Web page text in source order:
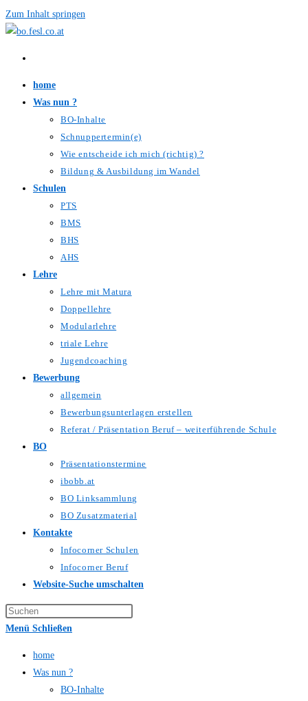
Zum Inhalt springen
home
Was nun ?
BO-Inhalte
Schnuppertermin(e)
Wie entscheide ich mich (richtig) ?
Bildung & Ausbildung im Wandel
Schulen
PTS
BMS
BHS
AHS
Lehre
Lehre mit Matura
Doppellehre
Modularlehre
triale Lehre
Jugendcoaching
Bewerbung
allgemein
Bewerbungsunterlagen erstellen
Referat / Präsentation Beruf – weiterführende Schule
BO
Präsentationstermine
ibobb.at
BO Linksammlung
BO Zusatzmaterial
Kontakte
Infocorner Schulen
Infocorner Beruf
Website-Suche umschalten
Menü Schließen
home
Was nun ?
BO-Inhalte